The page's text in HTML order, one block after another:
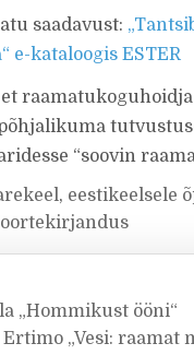
saadavust:
e-kataloogis ESTER
et
“soovin
, eestikeelsele
„Hommikust ööni“
„Vesi: raamat